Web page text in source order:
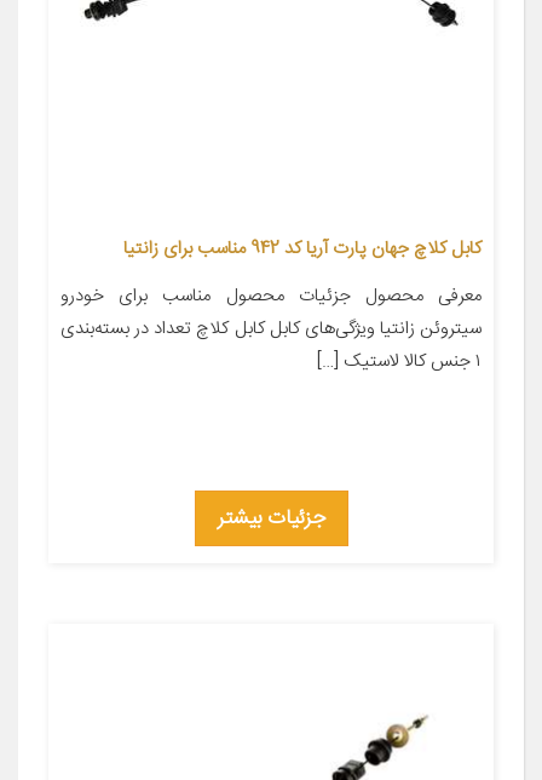
کابل کلاچ جهان پارت آریا کد 942 مناسب برای زانتیا
معرفی محصول جزئیات محصول مناسب برای خودرو
سیتروئن زانتیا ویژگی‌های کابل کابل کلاچ تعداد در بسته‌بندی
۱ جنس کالا لاستیک […]
جزئیات بیشتر